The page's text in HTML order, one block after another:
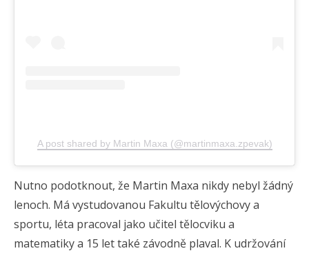
A post shared by Martin Maxa (@martinmaxa.zpevak)
Nutno podotknout, že Martin Maxa nikdy nebyl žádný
lenoch. Má vystudovanou Fakultu tělovýchovy a
sportu, léta pracoval jako učitel tělocviku a
matematiky a 15 let také závodně plaval. K udržování